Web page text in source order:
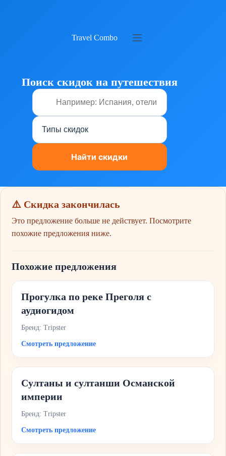
Travel Combo
Поиск скидок на путешествия
⚠️ Скидка закончилась
Это предложение больше не действует. Посмотрите
похожие предложения ниже.
Похожие предложения
Прогулка по реке Преголя с
аудиогидом
Бренд: Tripster
Смотреть предложение
Султаны и султанши Османской
империи
Бренд: Tripster
Смотреть предложение